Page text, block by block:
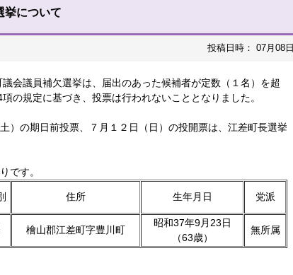
挙について
投稿日時： 07月08日
会議員補欠選挙は、届出のあった候補者が定数（１名）を超
の規定に基づき、投票は行われないこととなりました。
）の期日前投票、７月１２日（日）の投開票は、江差町長選挙
です。
住所 生年月日 党派
檜山郡江差町字豊川町
昭和37年9月23日
（63歳）
無所属